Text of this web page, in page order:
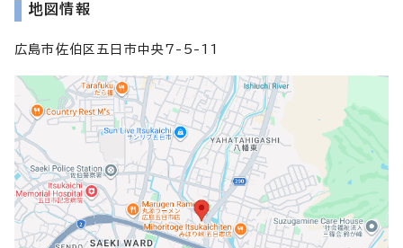
地図情報
広島市佐伯区五日市中央7-5-11